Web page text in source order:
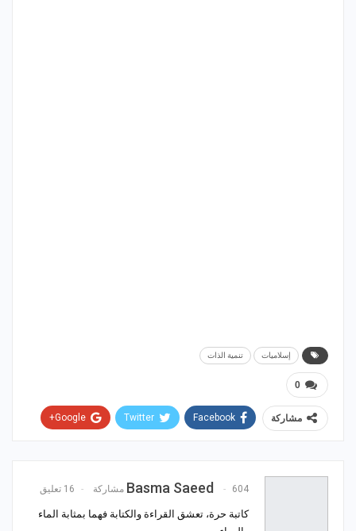
إسلاميات تنمية الذات
0
مشاركة Facebook
Twitter
Google+
Basma Saeed 604 مشاركة 16 تعليق
كاتبة حرة، تعشق القراءة والكتابة فهما بمثابة الماء